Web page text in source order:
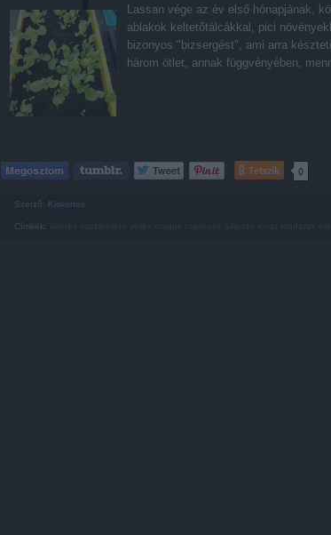
Lassan vége az év első hónapjának,
ablakok keltetőtálcákkal, pici
bizonyos "bizsergést", ami arra
három ötlet, annak függvényében,
Tetszik 0
Szerző: Kiskertes
Címkék: